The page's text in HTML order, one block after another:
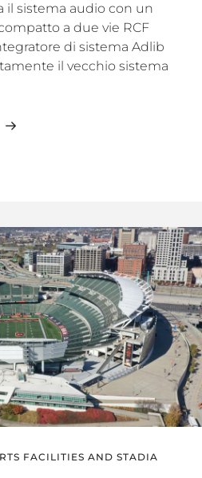
il sistema audio con un
a due vie RCF
di sistema Adlib
il vecchio sistema
FACILITIES AND STADIA